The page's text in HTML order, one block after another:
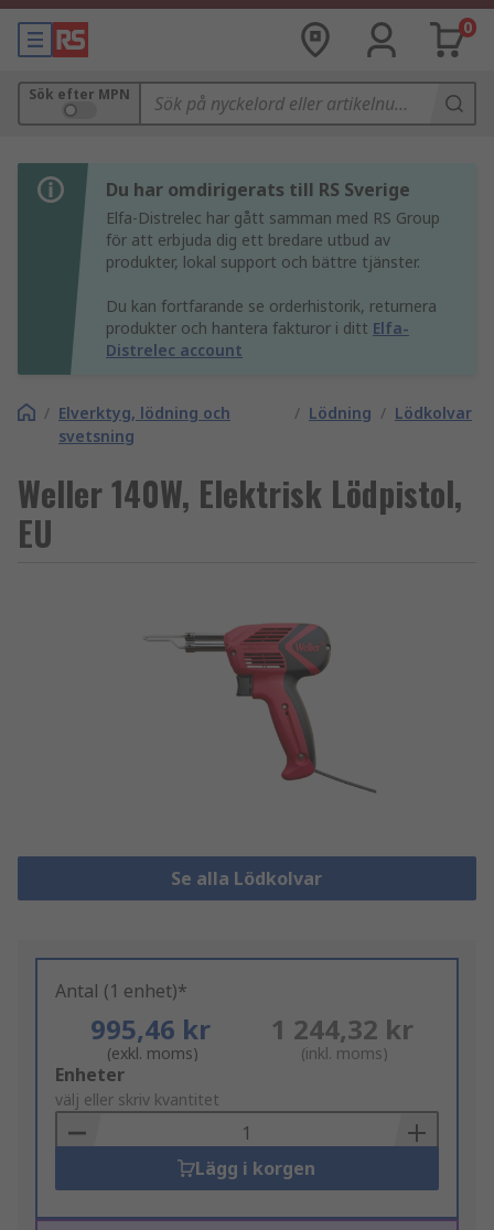
0
Sök efter MPN
Du har omdirigerats till RS Sverige
Elfa-Distrelec har gått samman med RS Group
för att erbjuda dig ett bredare utbud av
produkter, lokal support och bättre tjänster.
Du kan fortfarande se orderhistorik, returnera
produkter och hantera fakturor i ditt Elfa-
Distrelec account
/ Elverktyg, lödning och
svetsning
/ Lödning / Lödkolvar
Weller 140W, Elektrisk Lödpistol,
EU
Se alla Lödkolvar
Antal (1 enhet)*
995,46 kr
(exkl. moms)
1 244,32 kr
(inkl. moms)
Add
to
Basket
Enheter
välj eller skriv kvantitet
Lägg i korgen